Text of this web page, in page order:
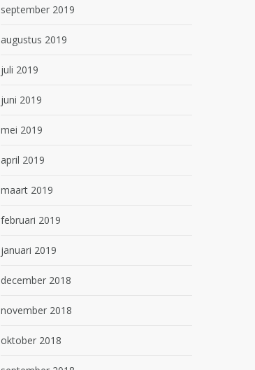
september 2019
augustus 2019
juli 2019
juni 2019
mei 2019
april 2019
maart 2019
februari 2019
januari 2019
december 2018
november 2018
oktober 2018